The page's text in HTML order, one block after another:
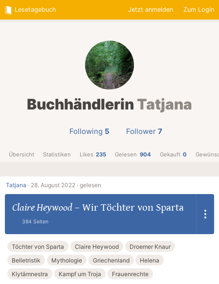
Lesetagebuch Jetzt anmelden Zum Login
Buchhändlerin Tatjana
Following 5 Follower 7
Übersicht Statistiken Likes 235 Gelesen 904 Gekauft 0
Tatjana · 28. August 2022 · gelesen
Claire Heywood– Wir Töchter von Sparta
384 Seiten
Töchter von Sparta Claire Heywood
Droemer Knaur
Belletristik
Mythologie Griechenland
Helena
Klytämnestra
Kampf um Troja Frauenrechte